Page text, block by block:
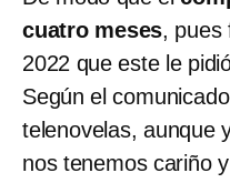
cuatro meses, pues
2022 que este le
Según el
telenovelas, aunque
nos tenemos cariño